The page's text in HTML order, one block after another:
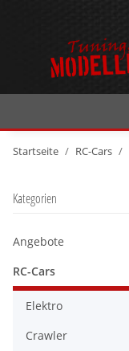
Startseite RC-Cars
Kategorien
Angebote
RC-Cars
Elektro
Crawler